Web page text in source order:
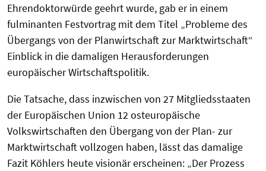
Ehrendoktorwürde geehrt wurde, gab er in einem
fulminanten Festvortrag mit dem Titel „Probleme des
Übergangs von der Planwirtschaft zur Marktwirtschaft“
Einblick in die damaligen Herausforderungen
europäischer Wirtschaftspolitik.
Die Tatsache, dass inzwischen von 27 Mitgliedsstaaten
der Europäischen Union 12 osteuropäische
Volkswirtschaften den Übergang von der Plan- zur
Marktwirtschaft vollzogen haben, lässt das damalige
Fazit Köhlers heute visionär erscheinen: „Der Prozess